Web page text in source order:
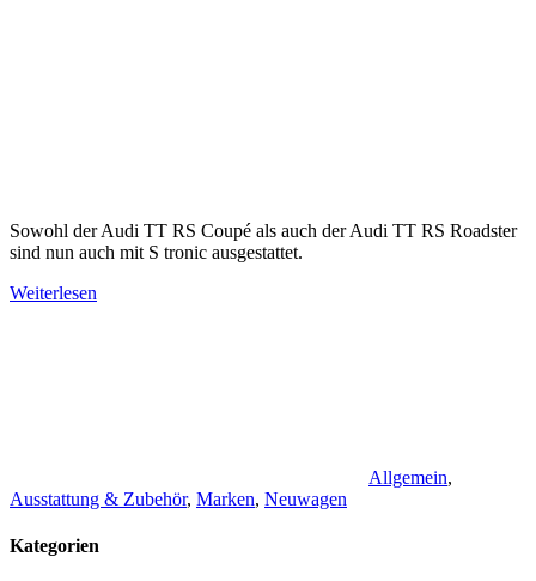
Sowohl der Audi TT RS Coupé als auch der Audi TT RS Roadster
sind nun auch mit S tronic ausgestattet.
Weiterlesen
Allgemein,
Ausstattung & Zubehör, Marken, Neuwagen
Kategorien